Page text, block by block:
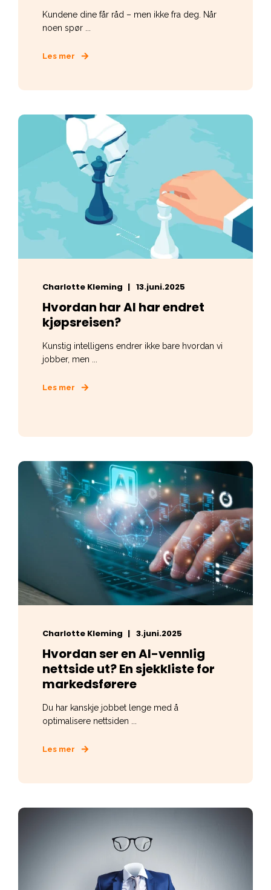
Kundene dine får råd – men ikke fra deg. Når
noen spør ...
Les mer
Charlotte Kleming 13.juni.2025
Hvordan har AI har endret
kjøpsreisen?
Kunstig intelligens endrer ikke bare hvordan vi
jobber, men ...
Les mer
Charlotte Kleming 3.juni.2025
Hvordan ser en AI-vennlig
nettside ut? En sjekkliste for
markedsførere
Du har kanskje jobbet lenge med å
optimalisere nettsiden ...
Les mer